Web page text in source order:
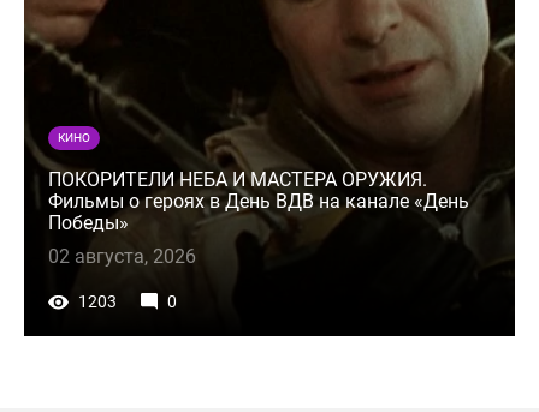
КИНО
ПОКОРИТЕЛИ НЕБА И МАСТЕРА ОРУЖИЯ.
Фильмы о героях в День ВДВ на канале «День
Победы»
02 августа, 2026
1203 0